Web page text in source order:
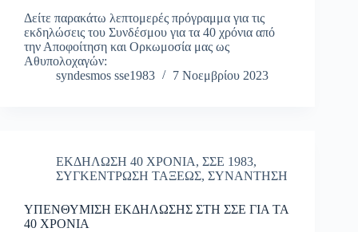
Δείτε παρακάτω λεπτομερές πρόγραμμα για τις
εκδηλώσεις του Συνδέσμου για τα 40 χρόνια από
την Αποφοίτηση και Ορκωμοσία μας ως
Αθυπολοχαγών:
syndesmos sse1983
7 Νοεμβρίου 2023
ΕΚΔΗΛΩΣΗ 40 ΧΡΟΝΙΑ, ΣΣΕ 1983,
ΣΥΓΚΕΝΤΡΩΣΗ ΤΑΞΕΩΣ, ΣΥΝΑΝΤΗΣΗ
ΥΠΕΝΘΥΜΙΣΗ ΕΚΔΗΛΩΣΗΣ ΣΤΗ ΣΣΕ ΓΙΑ ΤΑ
40 ΧΡΟΝΙΑ